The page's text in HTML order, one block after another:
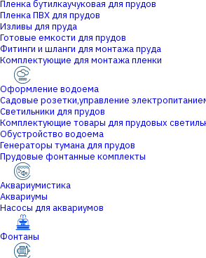
Пленка бутилкаучуковая для прудов
Пленка ПВХ для прудов
Изливы для пруда
Готовые емкости для прудов
Фитинги и шланги для монтажа пруда
Комплектующие для монтажа пленки
Оформление водоема
Садовые розетки,управление
Светильники для прудов
Комплектующие товары для прудовых
Обустройство водоема
Генераторы тумана для прудов
Прудовые фонтанные комплекты
Аквариумистика
Аквариумы
Насосы для аквариумов
Фонтаны